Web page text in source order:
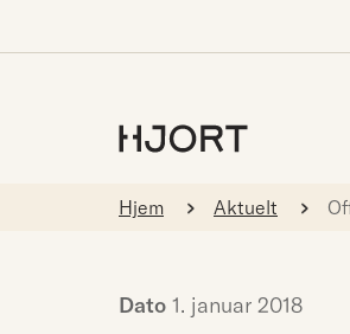
Hjem Aktuelt
Dato 1. januar 2018